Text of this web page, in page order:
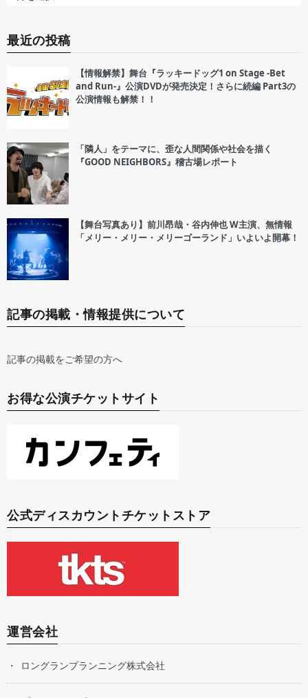
最近の投稿
【情報解禁】舞台『ラッキードッグ1 on Stage -Bet
and Run-』公演DVDが発売決定！さらに続編 Part3の
公演情報も解禁！！
「隣人」をテーマに、歪な人間関係や社会を描く
『GOOD NEIGHBORS』稽古場レポート
【舞台写真あり】前川昂哉・谷内伸也 W主演、無情報
「メリー・メリー・メリーゴーランド」いよいよ開幕！
記事の掲載・情報提供について
記事の掲載をご希望の方へ
お得な公演チケットサイト
公式ディスカウントチケットストア
運営会社
ロングランプランニング株式会社